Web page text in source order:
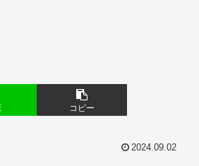
コピー
2024.09.02